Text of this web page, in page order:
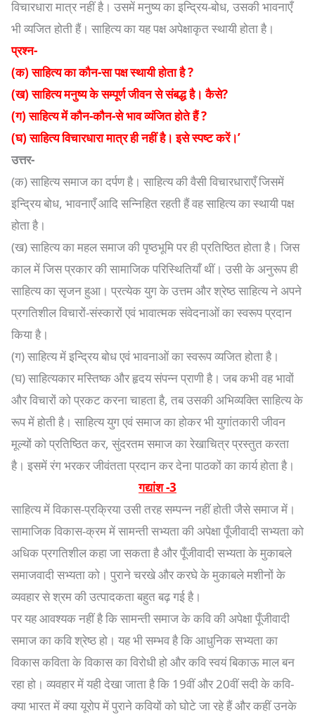
विचारधारा मात्र नहीं है। उसमें मनुष्य का इन्द्रिय-बोध, उसकी भावनाएँ
भी व्यजित होती हैं। साहित्य का यह पक्ष अपेक्षाकृत स्थायी होता है।
प्रश्न-
(क) साहित्य का कौन-सा पक्ष स्थायी होता है ?
(ख) साहित्य मनुष्य के सम्पूर्ण जीवन से संबद्ध है। कैसे?
(ग) साहित्य में कौन-कौन-से भाव व्यंजित होते हैं ?
(घ) साहित्य विचारधारा मात्र ही नहीं है। इसे स्पष्ट करें।’
उत्तर-
(क) साहित्य समाज का दर्पण है। साहित्य की वैसी विचारधाराएँ जिसमें
इन्द्रिय बोध, भावनाएँ आदि सन्निहित रहती हैं वह साहित्य का स्थायी पक्ष
होता है।
(ख) साहित्य का महल समाज की पृष्ठभूमि पर ही प्रतिष्ठित होता है। जिस
काल में जिस प्रकार की सामाजिक परिस्थितियाँ थीं। उसी के अनुरूप ही
साहित्य का सृजन हुआ। प्रत्येक युग के उत्तम और श्रेष्ठ साहित्य ने अपने
प्रगतिशील विचारों-संस्कारों एवं भावात्मक संवेदनाओं का स्वरूप प्रदान
किया है।
(ग) साहित्य में इन्द्रिय बोध एवं भावनाओं का स्वरूप व्यजित होता है।
(घ) साहित्यकार मस्तिष्क और हृदय संपन्न प्राणी है। जब कभी वह भावों
और विचारों को प्रकट करना चाहता है, तब उसकी अभिव्यक्ति साहित्य के
रूप में होती है। साहित्य युग एवं समाज का होकर भी युगांतकारी जीवन
मूल्यों को प्रतिष्ठित कर, सुंदरतम समाज का रेखाचित्र प्रस्तुत करता
है। इसमें रंग भरकर जीवंतता प्रदान कर देना पाठकों का कार्य होता है।
गद्यांश -3
साहित्य में विकास-प्रक्रिया उसी तरह सम्पन्न नहीं होती जैसे समाज में।
सामाजिक विकास-क्रम में सामन्ती सभ्यता की अपेक्षा पूँजीवादी सभ्यता को
अधिक प्रगतिशील कहा जा सकता है और पूँजीवादी सभ्यता के मुकाबले
समाजवादी सभ्यता को। पुराने चरखे और करघे के मुकाबले मशीनों के
व्यवहार से श्रम की उत्पादकता बहुत बढ़ गई है।
पर यह आवश्यक नहीं है कि सामन्ती समाज के कवि की अपेक्षा पूँजीवादी
समाज का कवि श्रेष्ठ हो। यह भी सम्भव है कि आधुनिक सभ्यता का
विकास कविता के विकास का विरोधी हो और कवि स्वयं बिकाऊ माल बन
रहा हो। व्यवहार में यही देखा जाता है कि 19वीं और 20वीं सदी के कवि-
क्या भारत में क्या यूरोप में पुराने कवियों को घोटे जा रहे हैं और कहीं उनके